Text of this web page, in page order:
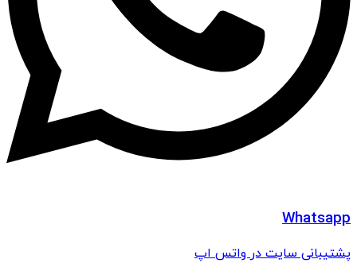
Whatsapp
پشتیبانی سایت در واتس اپ